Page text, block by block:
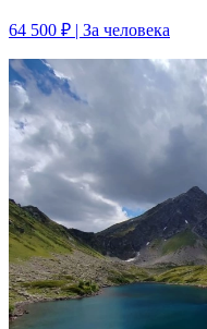
64 500 ₽ | За человека